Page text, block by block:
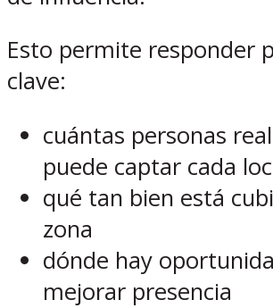
Esto permite responder
clave:
cuántas personas
puede captar cada
qué tan bien está
zona
dónde hay
mejorar presencia